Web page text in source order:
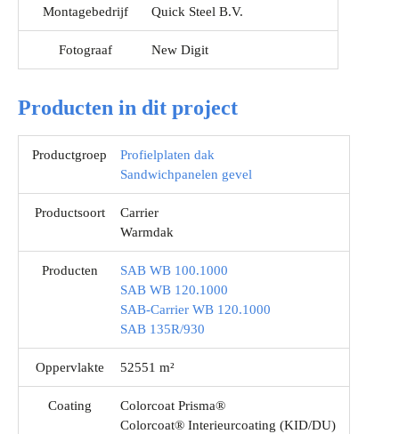
Montagebedrijf Quick Steel B.V.
Fotograaf New Digit
Producten in dit project
Productgroep
Profielplaten dak
Sandwichpanelen gevel
Productsoort
Carrier
Warmdak
Producten
SAB WB 100.1000
SAB WB 120.1000
SAB-Carrier WB 120.1000
SAB 135R/930
Oppervlakte 52551 m²
Coating
Colorcoat Prisma®
Colorcoat® Interieurcoating (KID/DU)